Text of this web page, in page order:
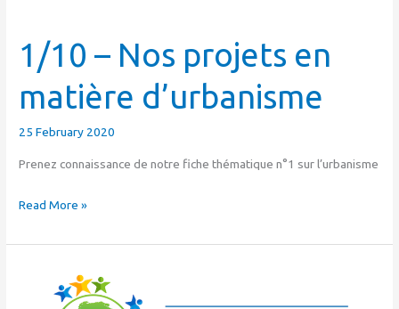
1/10 – Nos projets en
matière d’urbanisme
25 February 2020
Prenez connaissance de notre fiche thématique n°1 sur l’urbanisme
1/10
Nos
projets
en
Read More »
Présentation